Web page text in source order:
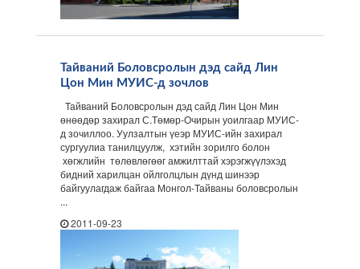
Тайваний Боловсролын дэд сайд Лин
Цон Мин МУИС-д зочлов
Тайваний Боловсролын дэд сайд Лин Цон Мин
өнөөдөр захирал С.Төмөр-Очирын уоилгаар МУИС-
д зочиллоо. Уулзалтын үеэр МУИС-ийн захирал
сургуулиа танилцуулж, хэтийн зорилго болон
хөгжлийн төлөвлөгөөг амжилттай хэрэгжүүлэхэд
бидний харилцан ойлголцлын дүнд шинээр
байгуулагдаж байгаа Монгол-Тайваны боловсролын
...
2011-09-23